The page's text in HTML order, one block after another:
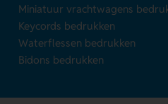
Miniatuur vrachtwagens
Keycords bedrukken
Waterflessen bedrukken
Bidons bedrukken